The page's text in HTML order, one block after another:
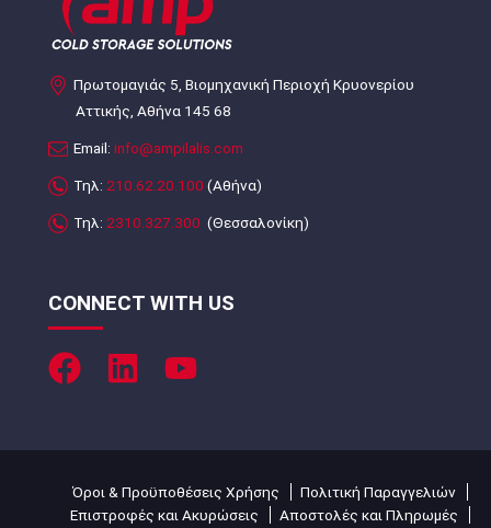
Πρωτομαγιάς 5, Βιομηχανική Περιοχή Κρυονερίου
Αττικής, Αθήνα 145 68
Email: info@ampilalis.com
Τηλ: 210.62.20.100 (Αθήνα)
Τηλ: 2310.327.300 (Θεσσαλονίκη)
CONNECT WITH US
Όροι & Προϋποθέσεις Χρήσης
Πολιτική Παραγγελιών
Επιστροφές και Ακυρώσεις
Αποστολές και Πληρωμές